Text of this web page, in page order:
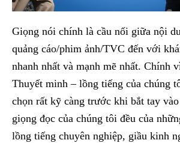
Giọng nói chính là cầu nối giữa nội
quảng cáo/phim ảnh/TVC đến với
nhanh nhất và mạnh mẽ nhất. Chính
Thuyết minh – lồng tiếng của chúng
chọn rất kỹ càng trước khi bắt tay
giọng đọc của chúng tôi đều của
lồng tiếng chuyên nghiệp, giầu kinh